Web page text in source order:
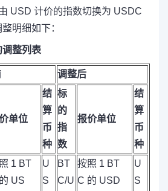
USD 计价的指数切换为 USDC
明细如下：
调整列表
调整后
单位
结
算
币
种
标
的
指
数
报价单位
结
算
币
种
1 BT
US
U
S
BT
C/U
按照 1 BT
C 的 USD
U
S